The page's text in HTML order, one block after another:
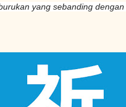
yang sebanding